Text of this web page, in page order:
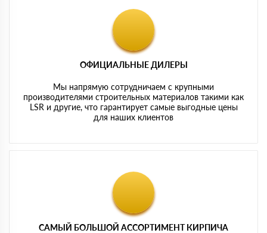
ОФИЦИАЛЬНЫЕ ДИЛЕРЫ
Мы напрямую сотрудничаем с крупными
производителями строительных материалов такими как
LSR и другие, что гарантирует самые выгодные цены
для наших клиентов
САМЫЙ БОЛЬШОЙ АССОРТИМЕНТ КИРПИЧА